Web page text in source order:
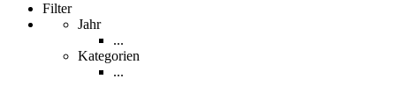
Filter
Jahr
...
Kategorien
...